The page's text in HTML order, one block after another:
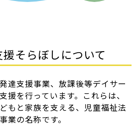
そらぼしについて
達支援事業、放課後等デイサー
援を行っています。これらは、
もと家族を支える、児童福祉法
業の名称です。